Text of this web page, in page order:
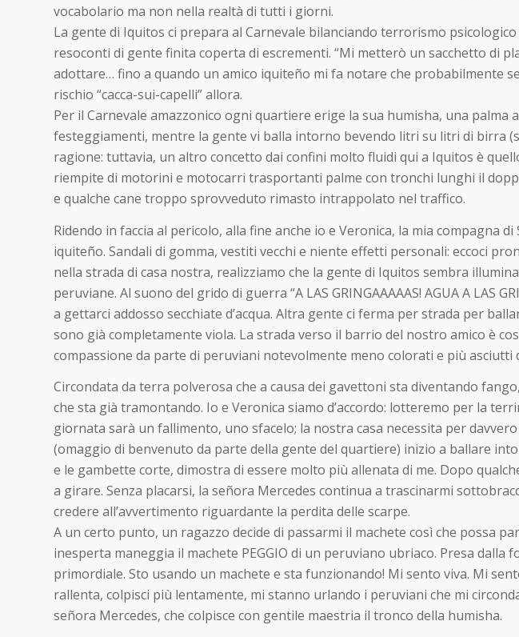
vocabolario ma non nella realtà di tutti i giorni.
La gente di Iquitos ci prepara al Carnevale bilanciando terrorismo
resoconti di gente finita coperta di escrementi. “Mi metterò un sacchetto di
adottare… fino a quando un amico iquiteño mi fa notare che probabilmente
rischio “cacca-sui-capelli” allora.
Per il Carnevale amazzonico ogni quartiere erige la sua humisha, una
festeggiamenti, mentre la gente vi balla intorno bevendo litri su litri di birra
ragione: tuttavia, un altro concetto dai confini molto fluidi qui a Iquitos è
riempite di motorini e motocarri trasportanti palme con tronchi lunghi il
e qualche cane troppo sprovveduto rimasto intrappolato nel traffico.
Ridendo in faccia al pericolo, alla fine anche io e Veronica, la mia compagna
iquiteño. Sandali di gomma, vestiti vecchi e niente effetti personali: eccoci
nella strada di casa nostra, realizziamo che la gente di Iquitos sembra
peruviane. Al suono del grido di guerra “A LAS GRINGAAAAAS! AGUA A
a gettarci addosso secchiate d’acqua. Altra gente ci ferma per strada per
sono già completamente viola. La strada verso il barrio del nostro amico è
compassione da parte di peruviani notevolmente meno colorati e più asciutti
Circondata da terra polverosa che a causa dei gavettoni sta diventando
che sta già tramontando. Io e Veronica siamo d’accordo: lotteremo per la
giornata sarà un fallimento, uno sfacelo; la nostra casa necessita per
(omaggio di benvenuto da parte della gente del quartiere) inizio a ballare
e le gambette corte, dimostra di essere molto più allenata di me. Dopo
a girare. Senza placarsi, la señora Mercedes continua a trascinarmi
credere all’avvertimento riguardante la perdita delle scarpe.
A un certo punto, un ragazzo decide di passarmi il machete così che possa
inesperta maneggia il machete PEGGIO di un peruviano ubriaco. Presa
primordiale. Sto usando un machete e sta funzionando! Mi sento viva. Mi
rallenta, colpisci più lentamente, mi stanno urlando i peruviani che mi
señora Mercedes, che colpisce con gentile maestria il tronco della humisha.